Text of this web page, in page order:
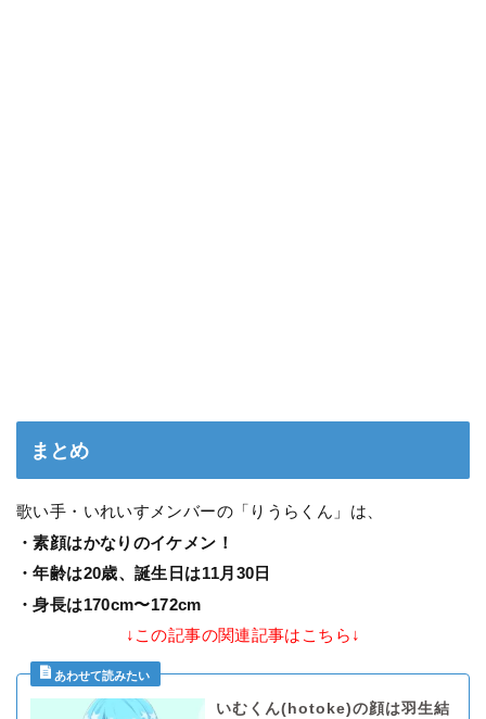
まとめ
歌い手・いれいすメンバーの「りうらくん」は、
・素顔はかなりのイケメン！
・年齢は20歳、誕生日は11月30日
・身長は170cm〜172cm
↓この記事の関連記事はこちら↓
いむくん(hotoke)の顔は羽生結